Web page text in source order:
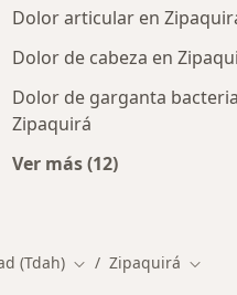
Dolor articular en
Dolor de cabeza en
Dolor de garganta
Zipaquirá
Ver más (12)
(Tdah) Cambiar de ciudad
Zipaquirá